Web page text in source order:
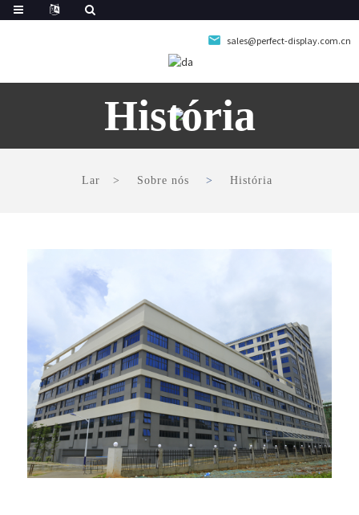
sales@perfect-display.com.cn
História
Lar Sobre nós História